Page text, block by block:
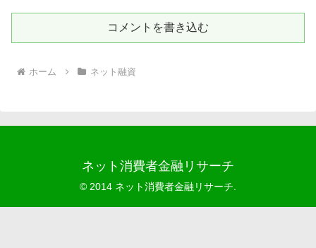
コメントを書き込む
ホーム ネット融資
ネット消費者金融リサーチ
© 2014 ネット消費者金融リサーチ.